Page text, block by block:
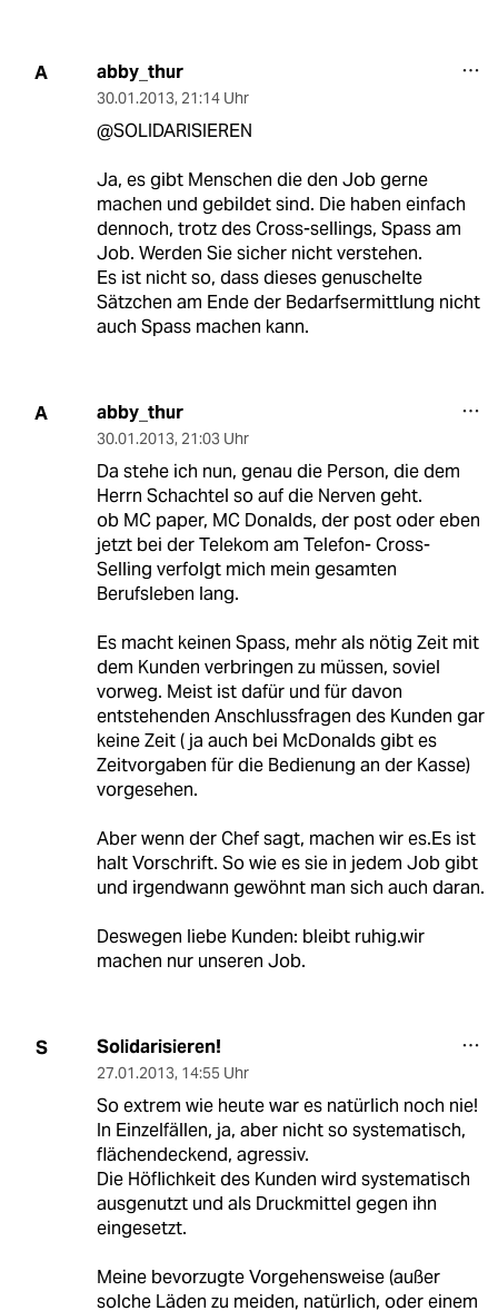
A abby_thur
30.01.2013, 21:14 Uhr
@SOLIDARISIEREN
Ja, es gibt Menschen die den Job gerne
machen und gebildet sind. Die haben einfach
dennoch, trotz des Cross-sellings, Spass am
Job. Werden Sie sicher nicht verstehen.
Es ist nicht so, dass dieses genuschelte
Sätzchen am Ende der Bedarfsermittlung nicht
auch Spass machen kann.
A abby_thur
30.01.2013, 21:03 Uhr
Da stehe ich nun, genau die Person, die dem
Herrn Schachtel so auf die Nerven geht.
ob MC paper, MC Donalds, der post oder eben
jetzt bei der Telekom am Telefon- Cross-
Selling verfolgt mich mein gesamten
Berufsleben lang.
Es macht keinen Spass, mehr als nötig Zeit mit
dem Kunden verbringen zu müssen, soviel
vorweg. Meist ist dafür und für davon
entstehenden Anschlussfragen des Kunden gar
keine Zeit ( ja auch bei McDonalds gibt es
Zeitvorgaben für die Bedienung an der Kasse)
vorgesehen.
Aber wenn der Chef sagt, machen wir es.Es ist
halt Vorschrift. So wie es sie in jedem Job gibt
und irgendwann gewöhnt man sich auch daran.
Deswegen liebe Kunden: bleibt ruhig.wir
machen nur unseren Job.
S Solidarisieren!
27.01.2013, 14:55 Uhr
So extrem wie heute war es natürlich noch nie!
In Einzelfällen, ja, aber nicht so systematisch,
flächendeckend, agressiv.
Die Höflichkeit des Kunden wird systematisch
ausgenutzt und als Druckmittel gegen ihn
eingesetzt.
Meine bevorzugte Vorgehensweise (außer
solche Läden zu meiden, natürlich, oder einem